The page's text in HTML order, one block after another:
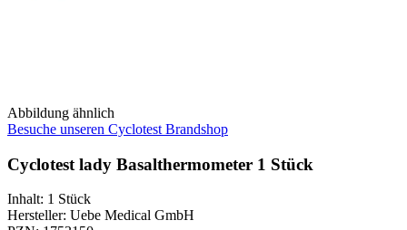
Abbildung ähnlich
Besuche unseren Cyclotest Brandshop
Cyclotest lady Basalthermometer 1 Stück
Inhalt: 1 Stück
Hersteller: Uebe Medical GmbH